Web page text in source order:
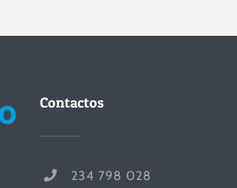
Contactos
234 798 028